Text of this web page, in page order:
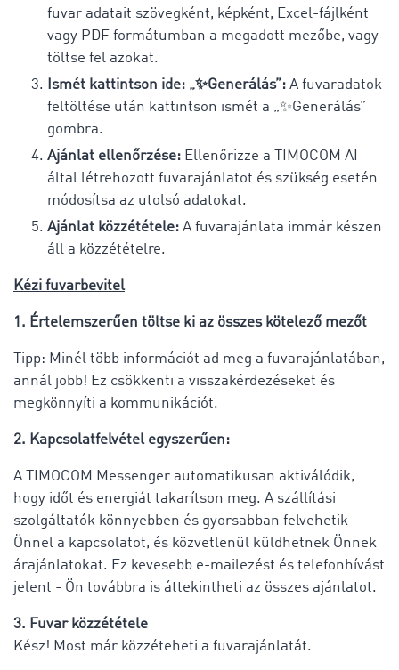
fuvar adatait szövegként, képként, Excel-fájlként
vagy PDF formátumban a megadott mezőbe, vagy
töltse fel azokat.
Ismét kattintson ide: „✨Generálás”: A fuvaradatok
feltöltése után kattintson ismét a „✨Generálás”
gombra.
Ajánlat ellenőrzése: Ellenőrizze a TIMOCOM AI
által létrehozott fuvarajánlatot és szükség esetén
módosítsa az utolsó adatokat.
Ajánlat közzététele: A fuvarajánlata immár készen
áll a közzétételre.
Kézi fuvarbevitel
1. Értelemszerűen töltse ki az összes kötelező mezőt
Tipp: Minél több információt ad meg a fuvarajánlatában,
annál jobb! Ez csökkenti a visszakérdezéseket és
megkönnyíti a kommunikációt.
2. Kapcsolatfelvétel egyszerűen:
A TIMOCOM Messenger automatikusan aktiválódik,
hogy időt és energiát takarítson meg. A szállítási
szolgáltatók könnyebben és gyorsabban felvehetik
Önnel a kapcsolatot, és közvetlenül küldhetnek Önnek
árajánlatokat. Ez kevesebb e-mailezést és telefonhívást
jelent - Ön továbbra is áttekintheti az összes ajánlatot.
3. Fuvar közzététele
Kész! Most már közzéteheti a fuvarajánlatát.